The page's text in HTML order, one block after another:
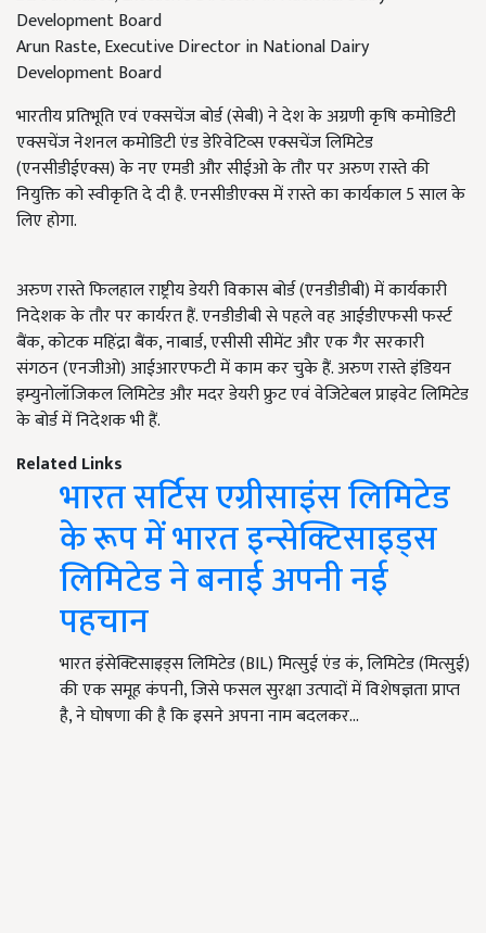
Arun Raste, Executive Director in National Dairy
Development Board
भारतीय प्रतिभूति एवं एक्सचेंज बोर्ड (सेबी) ने देश के अग्रणी कृषि कमोडिटी
एक्सचेंज नेशनल कमोडिटी एंड डेरिवेटिव्स एक्सचेंज लिमिटेड
(एनसीडीईएक्स) के नए एमडी और सीईओ के तौर पर अरुण रास्ते की
नियुक्ति को स्वीकृति दे दी है. एनसीडीएक्स में रास्ते का कार्यकाल 5 साल के
लिए होगा.
अरुण रास्ते फिलहाल राष्ट्रीय डेयरी विकास बोर्ड (एनडीडीबी) में कार्यकारी
निदेशक के तौर पर कार्यरत हैं. एनडीडीबी से पहले वह आईडीएफसी फर्स्ट
बैंक, कोटक महिंद्रा बैंक, नाबार्ड, एसीसी सीमेंट और एक गैर सरकारी
संगठन (एनजीओ) आईआरएफटी में काम कर चुके हैं. अरुण रास्ते इंडियन
इम्युनोलॉजिकल लिमिटेड और मदर डेयरी फ्रुट एवं वेजिटेबल प्राइवेट लिमिटेड
के बोर्ड में निदेशक भी हैं.
Related Links
भारत सर्टिस एग्रीसाइंस लिमिटेड
के रूप में भारत इन्सेक्टिसाइड्स
लिमिटेड ने बनाई अपनी नई
पहचान
भारत इंसेक्टिसाइड्स लिमिटेड (BIL) मित्सुई एंड कं, लिमिटेड (मित्सुई)
की एक समूह कंपनी, जिसे फसल सुरक्षा उत्पादों में विशेषज्ञता प्राप्त
है, ने घोषणा की है कि इसने अपना नाम बदलकर…